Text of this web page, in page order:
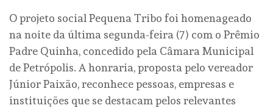
O projeto social Pequena Tribo foi homenageado
na noite da última segunda-feira (7) com o Prêmio
Padre Quinha, concedido pela Câmara Municipal
de Petrópolis. A honraria, proposta pelo vereador
Júnior Paixão, reconhece pessoas, empresas e
instituições que se destacam pelos relevantes